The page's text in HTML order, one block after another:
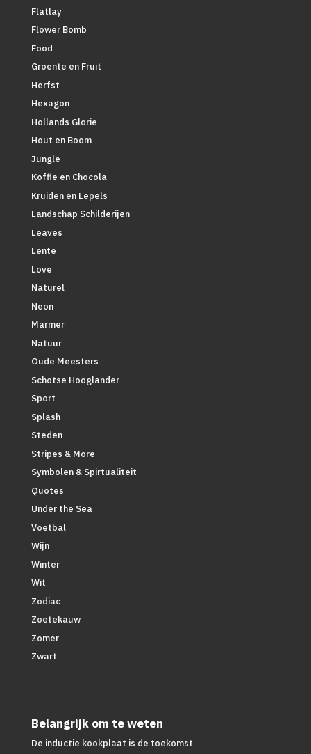
Flatlay
Flower Bomb
Food
Groente en Fruit
Herfst
Hexagon
Hollands Glorie
Hout en Boom
Jungle
Koffie en Chocola
Kruiden en Lepels
Landschap Schilderijen
Leaves
Lente
Love
Naturel
Neon
Marmer
Natuur
Oude Meesters
Schotse Hooglander
Sport
Splash
Steden
Stripes & More
Symbolen & Spirtualiteit
Quotes
Under the Sea
Voetbal
Wijn
Winter
Wit
Zodiac
Zoetekauw
Zomer
Zwart
Belangrijk om te weten
De inductie kookplaat is de toekomst